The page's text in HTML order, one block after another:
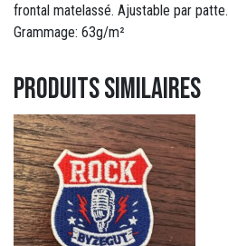
frontal matelassé. Ajustable par patte.
Grammage: 63g/m²
Produits similaires